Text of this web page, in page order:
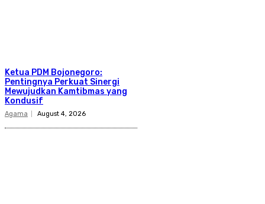
Ketua PDM Bojonegoro:
Pentingnya Perkuat Sinergi
Mewujudkan Kamtibmas yang
Kondusif
Agama August 4, 2026